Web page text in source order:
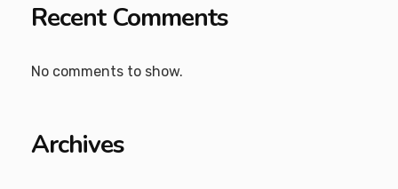
Recent Comments
No comments to show.
Archives